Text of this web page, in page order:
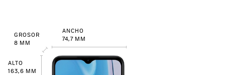
GROSOR
8 MM
ANCHO
74,7 MM
ALTO
163,6 MM